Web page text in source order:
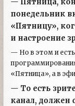
понедельник
«Пятницу»,
и настроение
— Но в этом и
«Пятница», а в
— То есть
канал, должен